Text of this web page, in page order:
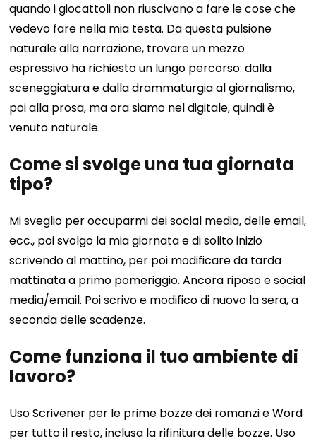
quando i giocattoli non riuscivano a fare le cose che
vedevo fare nella mia testa. Da questa pulsione
naturale alla narrazione, trovare un mezzo
espressivo ha richiesto un lungo percorso: dalla
sceneggiatura e dalla drammaturgia al giornalismo,
poi alla prosa, ma ora siamo nel digitale, quindi è
venuto naturale.
Come si svolge una tua giornata
tipo?
Mi sveglio per occuparmi dei social media, delle email,
ecc., poi svolgo la mia giornata e di solito inizio
scrivendo al mattino, per poi modificare da tarda
mattinata a primo pomeriggio. Ancora riposo e social
media/email. Poi scrivo e modifico di nuovo la sera, a
seconda delle scadenze.
Come funziona il tuo ambiente di
lavoro?
Uso Scrivener per le prime bozze dei romanzi e Word
per tutto il resto, inclusa la rifinitura delle bozze. Uso